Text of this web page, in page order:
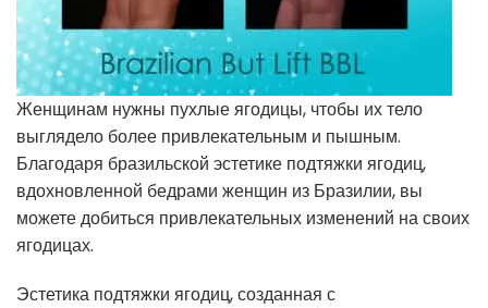
Женщинам нужны пухлые ягодицы, чтобы их тело
выглядело более привлекательным и пышным.
Благодаря бразильской эстетике подтяжки ягодиц,
вдохновленной бедрами женщин из Бразилии, вы
можете добиться привлекательных изменений на своих
ягодицах.
Эстетика подтяжки ягодиц, созданная с